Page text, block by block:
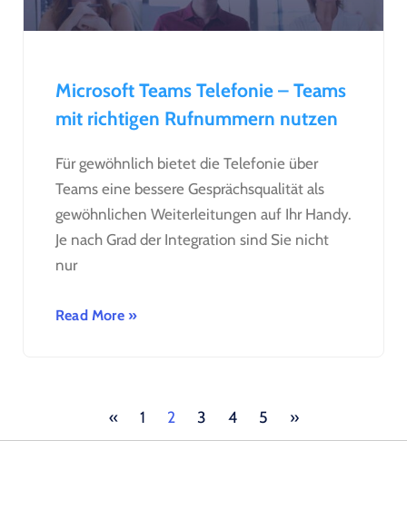
Microsoft Teams Telefonie – Teams
mit richtigen Rufnummern nutzen
Für gewöhnlich bietet die Telefonie über
Teams eine bessere Gesprächsqualität als
gewöhnlichen Weiterleitungen auf Ihr Handy.
Je nach Grad der Integration sind Sie nicht
nur
Read More »
« 1 2 3 4 5 »